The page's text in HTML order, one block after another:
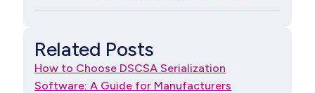
Related Posts
How to Choose DSCSA Serialization
Software: A Guide for Manufacturers